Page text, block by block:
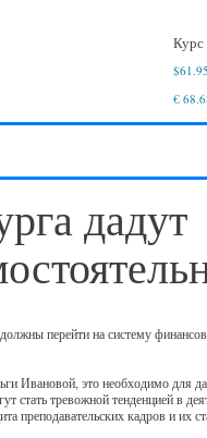
Курс
€
дадут
перейти на систему
Ивановой, это необходимо для
стать тревожной тенденцией в
преподавательских кадров и их